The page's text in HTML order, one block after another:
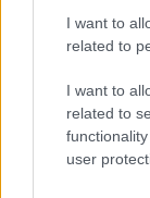
I want to
related to
I want to
related to
user